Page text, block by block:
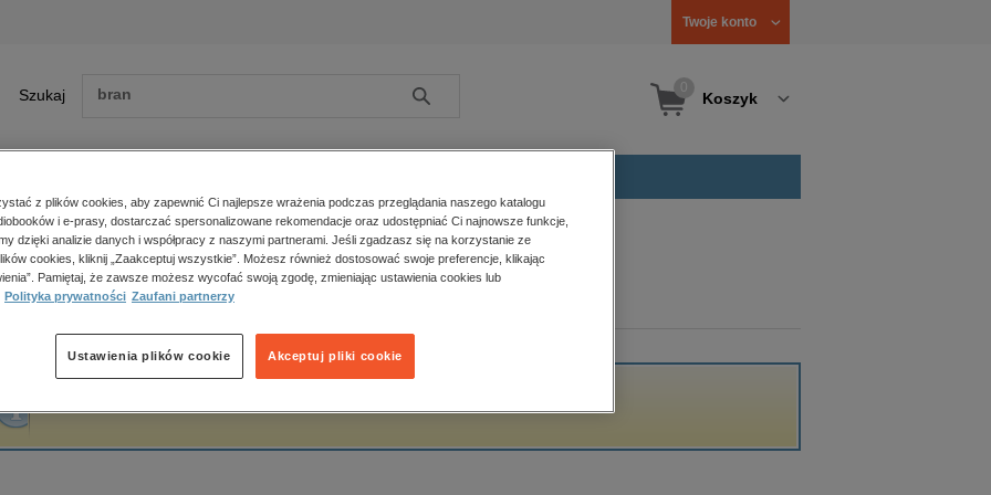
Twoje konto
Szukaj Szukaj Koszyk
Zobacz wszystkie E-prasa
polityka, społeczno-informacyjne
psychologiczne
popularno-naukowe
historia
główna Jan Kasprowicz
Kasprowicz
z plików cookies, aby zapewnić Ci najlepsze wrażenia podczas przeglądania naszego katalogu
i e-prasy, dostarczać spersonalizowane rekomendacje oraz udostępniać Ci najnowsze funkcje,
dzięki analizie danych i współpracy z naszymi partnerami. Jeśli zgadzasz się na korzystanie ze
cookies, kliknij „Zaakceptuj wszystkie”. Możesz również dostosować swoje preferencje, klikając
Pamiętaj, że zawsze możesz wycofać swoją zgodę, zmieniając ustawienia cookies lub
Polityka prywatności Zaufani partnerzy
Akceptuj pliki cookie
Ustawienia plików cookie